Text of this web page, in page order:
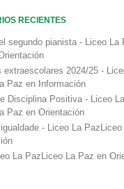
RECIENTES
segundo pianista - Liceo La
extraescolares 2024/25 -
Paz enInformación
Disciplina Positiva - Liceo La
Paz enOrientación
- Liceo La
La PazLiceo La Paz en